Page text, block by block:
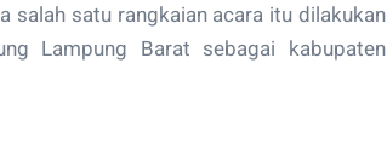
salah satu rangkaian acara itu dilakukan
Lampung Barat sebagai kabupaten